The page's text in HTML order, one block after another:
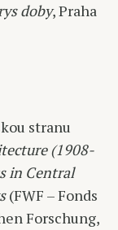
doby, Praha
stranu
(1908-
in Central
(FWF – Fonds
Forschung,